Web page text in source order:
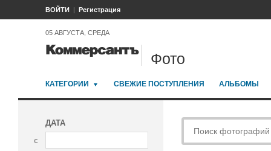
ВОЙТИ Регистрация
05 АВГУСТА, СРЕДА
Фото
КАТЕГОРИИ СВЕЖИЕ ПОСТУПЛЕНИЯ АЛЬБОМЫ
ДАТА
с